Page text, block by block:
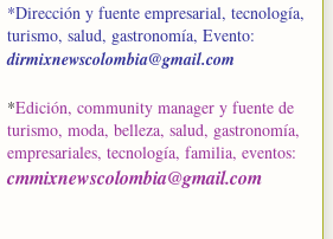
*Dirección y fuente empresarial, tecnología,
turismo, salud, gastronomía, Evento:
dirmixnewscolombia@gmail.com
*Edición, community manager y fuente de
turismo, moda, belleza, salud, gastronomía,
empresariales, tecnología, familia, eventos:
cmmixnewscolombia@gmail.com